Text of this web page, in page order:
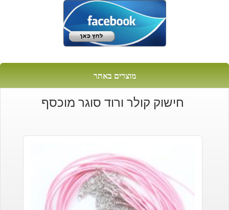
מוצרים באתר
חישוק קולר ורוד סוגר מוכסף